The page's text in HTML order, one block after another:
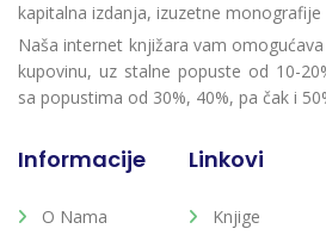
kapitalna izdanja, izuzetne
Naša internet knjižara vam
kupovinu, uz stalne popuste od 10-
sa popustima od 30%, 40%, pa čak i
Informacije
O Nama
Linkovi
Knjige